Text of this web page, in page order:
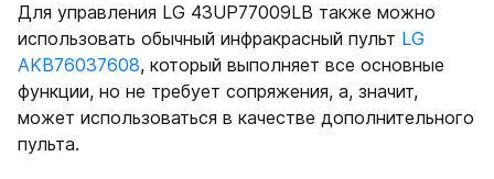
Для управления LG 43UP77009LB также можно
использовать обычный инфракрасный пульт LG
AKB76037608, который выполняет все основные
функции, но не требует сопряжения, а, значит,
может использоваться в качестве дополнительного
пульта.